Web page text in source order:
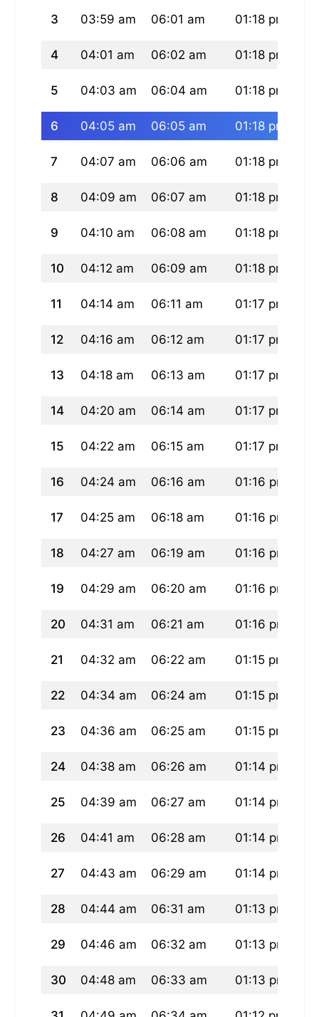
3 03:59 am 06:01 am 01:18 pm
4 04:01 am 06:02 am 01:18 pm
5 04:03 am 06:04 am 01:18 pm
6 04:05 am 06:05 am 01:18 pm
7 04:07 am 06:06 am 01:18 pm
8 04:09 am 06:07 am 01:18 pm
9 04:10 am 06:08 am 01:18 pm
10 04:12 am 06:09 am 01:18 pm
11 04:14 am 06:11 am 01:17 pm
12 04:16 am 06:12 am 01:17 pm
13 04:18 am 06:13 am 01:17 pm
14 04:20 am 06:14 am 01:17 pm
15 04:22 am 06:15 am 01:17 pm
16 04:24 am 06:16 am 01:16 pm
17 04:25 am 06:18 am 01:16 pm
18 04:27 am 06:19 am 01:16 pm
19 04:29 am 06:20 am 01:16 pm
20 04:31 am 06:21 am 01:16 pm
21 04:32 am 06:22 am 01:15 pm
22 04:34 am 06:24 am 01:15 pm
23 04:36 am 06:25 am 01:15 pm
24 04:38 am 06:26 am 01:14 pm
25 04:39 am 06:27 am 01:14 pm
26 04:41 am 06:28 am 01:14 pm
27 04:43 am 06:29 am 01:14 pm
28 04:44 am 06:31 am 01:13 pm
29 04:46 am 06:32 am 01:13 pm
30 04:48 am 06:33 am 01:13 pm